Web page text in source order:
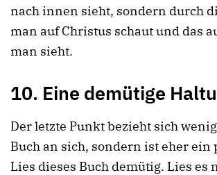
nach innen sieht, sondern durch
man auf Christus schaut und das
man sieht.
10. Eine demütige
Der letzte Punkt bezieht sich
Buch an sich, sondern ist eher ein
Lies dieses Buch demütig. Lies es